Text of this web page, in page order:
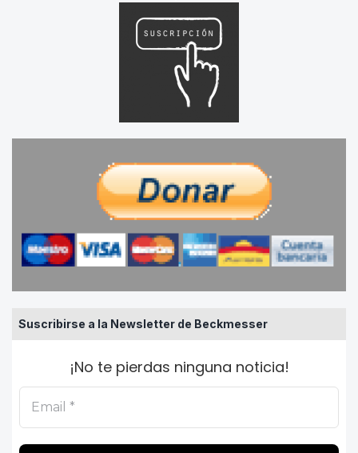
Suscribirse a la Newsletter de Beckmesser
¡No te pierdas ninguna noticia!